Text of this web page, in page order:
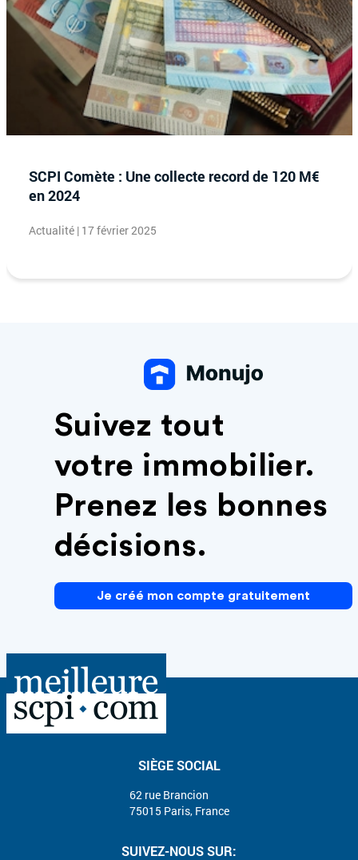
SCPI Comète : Une collecte record de 120 M€
en 2024
Actualité | 17 février 2025
Suivez tout
votre immobilier.
Prenez les bonnes
décisions.
Je créé mon compte gratuitement
SIÈGE SOCIAL
62 rue Brancion
75015 Paris, France
SUIVEZ-NOUS SUR: